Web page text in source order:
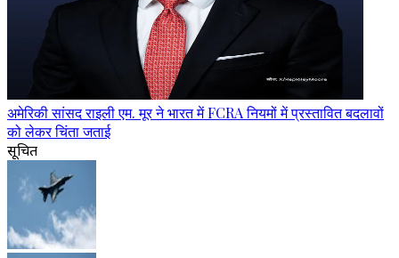
अमेरिकी सांसद राइली एम. मूर ने भारत में FCRA नियमों में प्रस्तावित बदलावों
को लेकर चिंता जताई
सूचित